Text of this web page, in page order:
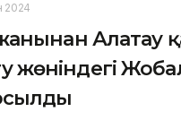
2024
жанынан Алатау
жөніндегі